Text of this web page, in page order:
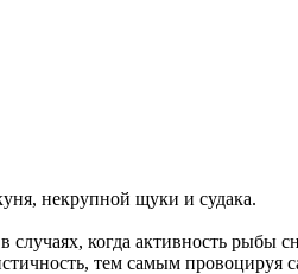
некрупной щуки и судака.
когда активность рыбы
тем самым провоцируя